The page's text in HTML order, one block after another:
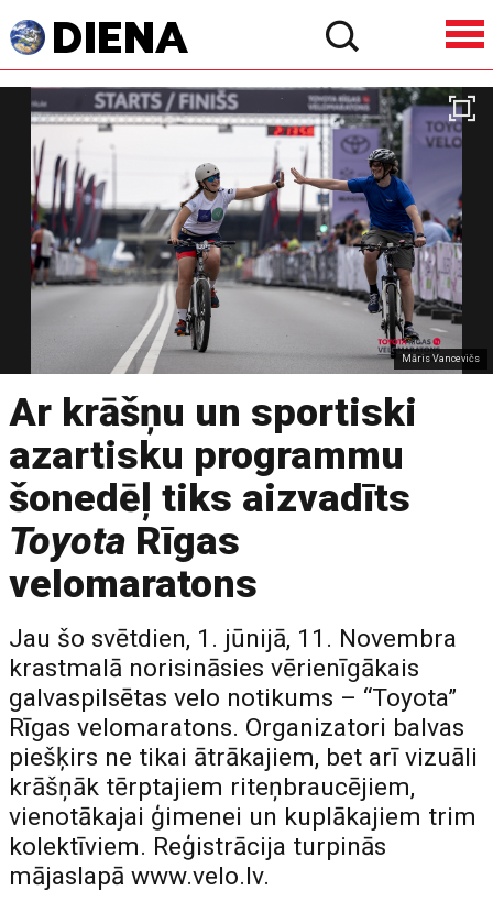
Māris Vancevičs
Ar krāšņu un sportiski
azartisku programmu
šonedēļ tiks aizvadīts
Toyota Rīgas
velomaratons
Jau šo svētdien, 1. jūnijā, 11. Novembra
krastmalā norisināsies vērienīgākais
galvaspilsētas velo notikums – “Toyota”
Rīgas velomaratons. Organizatori balvas
piešķirs ne tikai ātrākajiem, bet arī vizuāli
krāšņāk tērptajiem riteņbraucējiem,
vienotākajai ģimenei un kuplākajiem trim
kolektīviem. Reģistrācija turpinās
mājaslapā www.velo.lv.